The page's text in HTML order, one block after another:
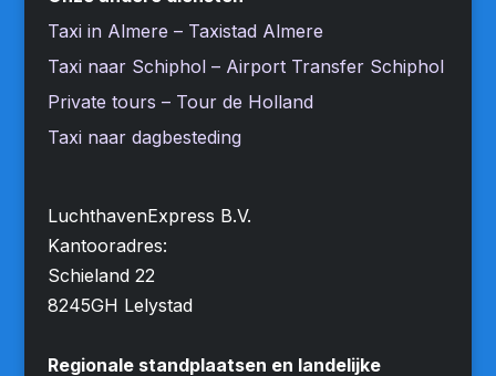
Taxi in Almere – Taxistad Almere
Taxi naar Schiphol – Airport Transfer Schiphol
Private tours – Tour de Holland
Taxi naar dagbesteding
LuchthavenExpress B.V.
Kantooradres:
Schieland 22
8245GH Lelystad
Regionale standplaatsen en landelijke